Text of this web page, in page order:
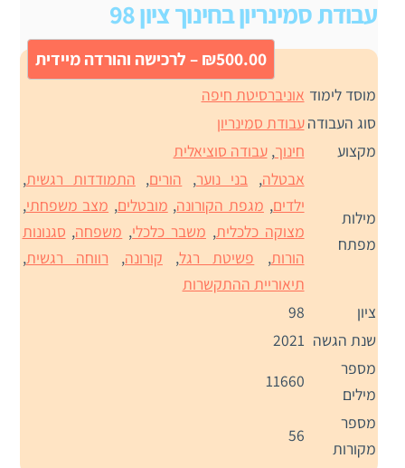
עבודת סמינריון בחינוך ציון 98
₪500.00 – לרכישה והורדה מיידית
מוסד לימוד אוניברסיטת חיפה
סוג העבודהעבודת סמינריון
מקצוע
חינוך,עבודה סוציאלית
מילות
מפתח
אבטלה, בני נוער, הורים, התמודדות רגשית,
ילדים, מגפת הקורונה, מובטלים, מצב משפחתי,
מצוקה כלכלית, משבר כלכלי, משפחה, סגנונות
הורות, פשיטת רגל, קורונה, רווחה רגשית,
תיאוריית ההתקשרות
ציון
98
שנת הגשה 2021
מספר
מילים
11660
מספר
מקורות
56